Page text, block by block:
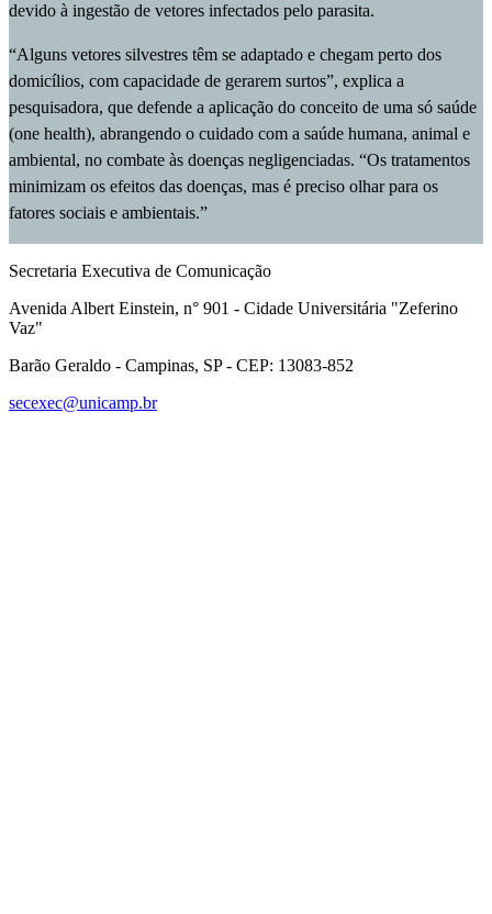
devido à ingestão de vetores infectados pelo parasita.
“Alguns vetores silvestres têm se adaptado e chegam perto dos
domicílios, com capacidade de gerarem surtos”, explica a
pesquisadora, que defende a aplicação do conceito de uma só saúde
(one health), abrangendo o cuidado com a saúde humana, animal e
ambiental, no combate às doenças negligenciadas. “Os tratamentos
minimizam os efeitos das doenças, mas é preciso olhar para os
fatores sociais e ambientais.”
Secretaria Executiva de Comunicação
Avenida Albert Einstein, n° 901 - Cidade Universitária "Zeferino
Vaz"
Barão Geraldo - Campinas, SP - CEP: 13083-852
secexec@unicamp.br